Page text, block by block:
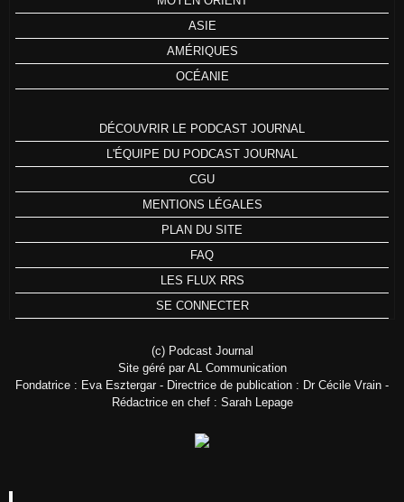
ASIE
AMÉRIQUES
OCÉANIE
DÉCOUVRIR LE PODCAST JOURNAL
L'ÉQUIPE DU PODCAST JOURNAL
CGU
MENTIONS LÉGALES
PLAN DU SITE
FAQ
LES FLUX RRS
SE CONNECTER
(c) Podcast Journal
Site géré par AL Communication
Fondatrice : Eva Esztergar - Directrice de publication : Dr Cécile Vrain -
Rédactrice en chef : Sarah Lepage